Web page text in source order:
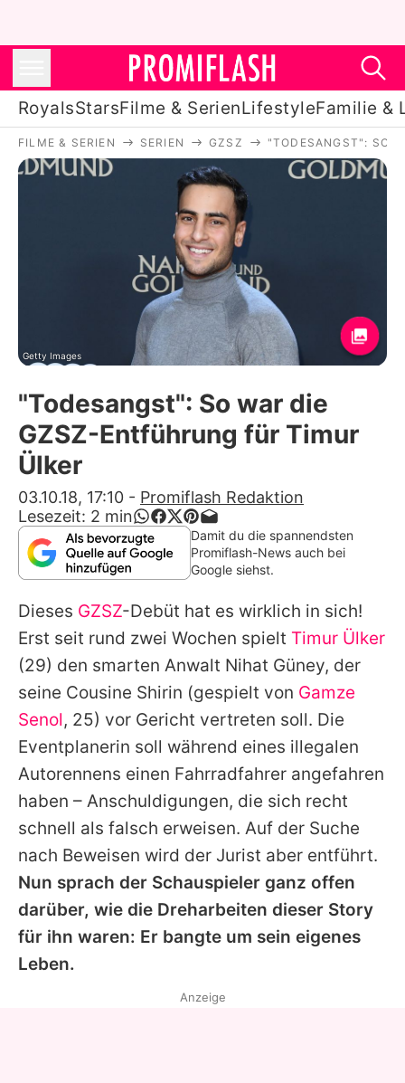
RoyalsStarsFilme & SerienLifestyleFamilie &
Royals
Stars
Filme & Serien
Lifestyle
Familie & Liebe
Promiflash Exklusiv
Alle Themen auf Promiflash
App runterladen
Team
Redaktionelle Richtlinien
Impressum
Datenschutzerklärung
Nutzungsbedingungen
Utiq verwalten
FILME & SERIEN SERIEN GZSZ "TODESANGST": SO
Getty Images
"Todesangst": So war die
GZSZ-Entführung für Timur
Ülker
03.10.18, 17:10 - Promiflash Redaktion
Lesezeit: 2 min
Damit du die spannendsten
Promiflash-News auch bei
Google siehst.
Dieses GZSZ-Debüt hat es wirklich in sich!
Erst seit rund zwei Wochen spielt Timur Ülker
(29) den smarten Anwalt Nihat Güney, der
seine Cousine Shirin (gespielt von Gamze
Senol, 25) vor Gericht vertreten soll. Die
Eventplanerin soll während eines illegalen
Autorennens einen Fahrradfahrer angefahren
haben – Anschuldigungen, die sich recht
schnell als falsch erweisen. Auf der Suche
nach Beweisen wird der Jurist aber entführt.
Nun sprach der Schauspieler ganz offen
darüber, wie die Dreharbeiten dieser Story
für ihn waren: Er bangte um sein eigenes
Leben.
Anzeige